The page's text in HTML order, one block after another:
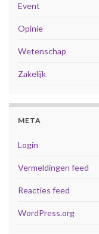
Event
Opinie
Wetenschap
Zakelijk
META
Login
Vermeldingen feed
Reacties feed
WordPress.org